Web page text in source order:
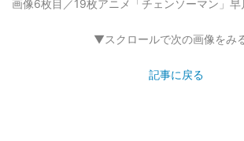
画像6枚目／19枚アニメ「チェンソーマン」早
▼スクロールで次の画像をみ
記事に戻る